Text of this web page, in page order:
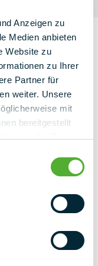
Anzeigen zu
Medien anbieten
Website zu
zu Ihrer
Partner für
weiter. Unsere
mit
bereitgestellt
der Dienste
Intersolar de
année à Munich,
interviews avec
Fechtler GmbH.
nos solutions de